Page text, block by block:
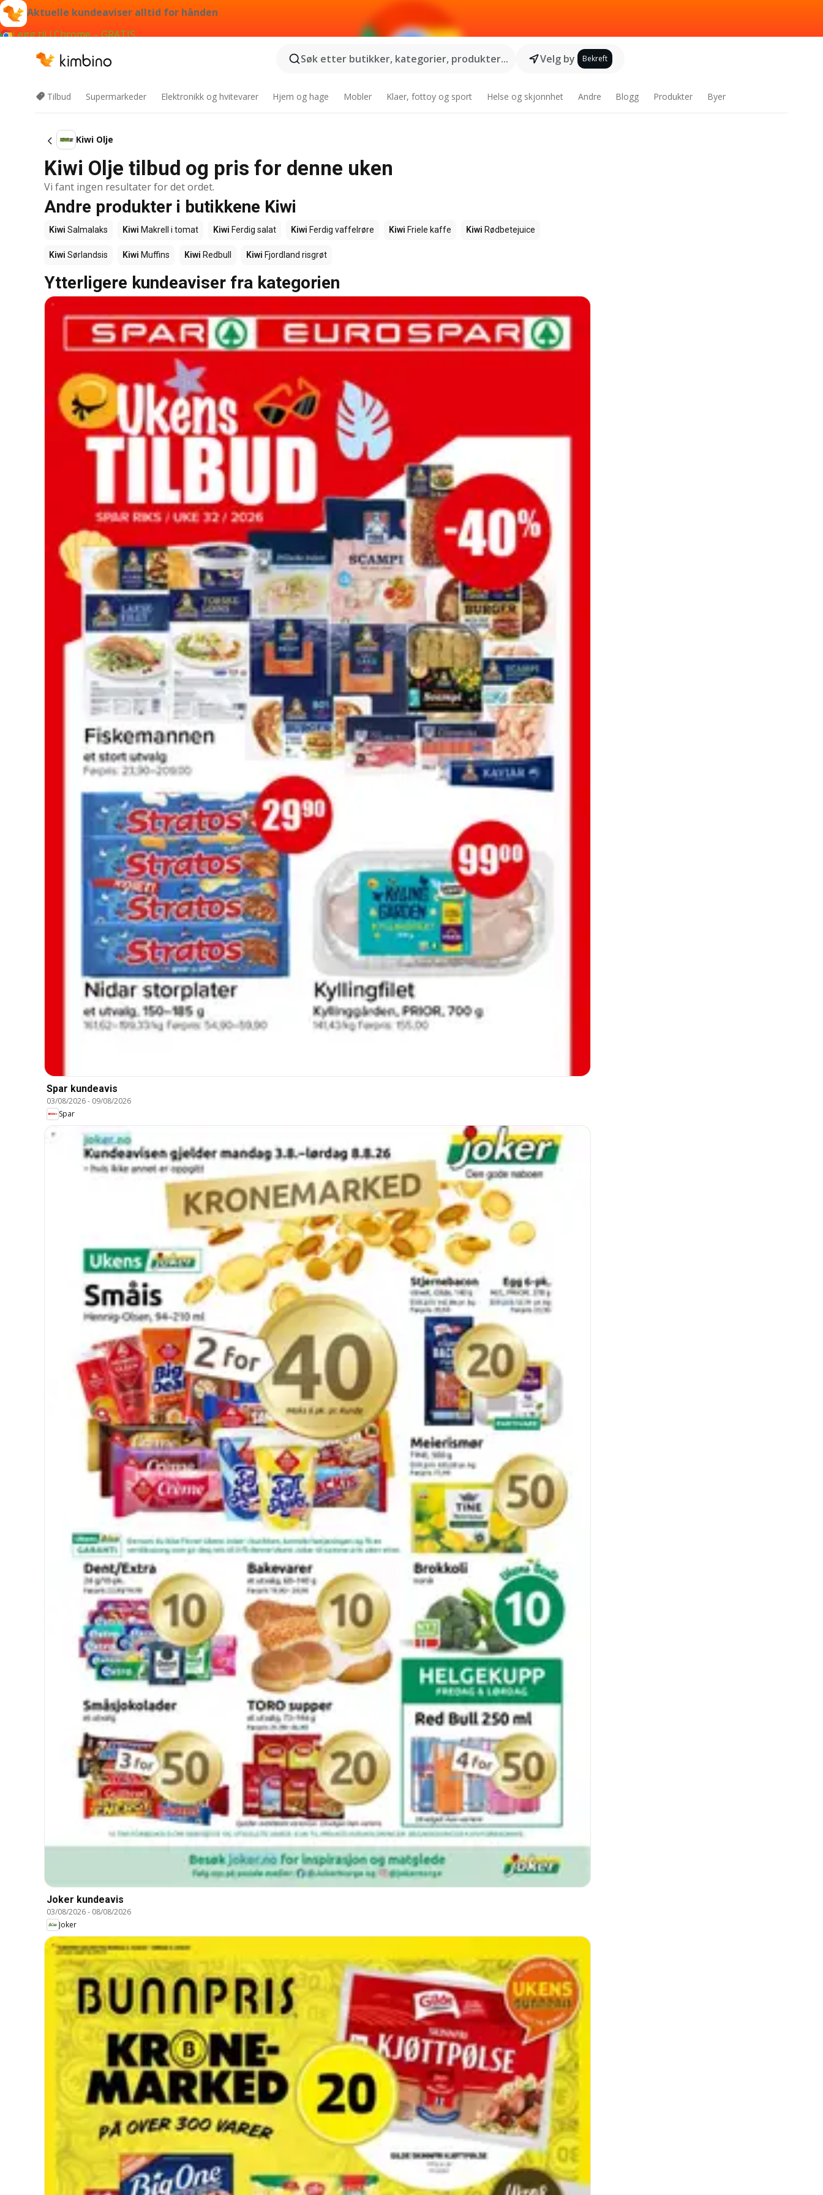
Aktuelle kundeaviser alltid for hånden
Legg til i Chrome – GRATIS
Søk etter butikker, kategorier, produkter...
Velg by Bekreft
Tilbud Supermarkeder Elektronikk og hvitevarer Hjem og hage Mobler Klaer, fottoy og sport Helse og skjonnhet Andre Blogg Produkter Byer
Kiwi Olje
Kiwi Olje tilbud og pris for denne uken
Vi fant ingen resultater for det ordet.
Andre produkter i butikkene Kiwi
Kiwi Salmalaks Kiwi Makrell i tomat Kiwi Ferdig salat Kiwi Ferdig vaffelrøre Kiwi Friele kaffe Kiwi Rødbetejuice
Kiwi Sørlandsis Kiwi Muffins Kiwi Redbull Kiwi Fjordland risgrøt
Ytterligere kundeaviser fra kategorien
Spar kundeavis
03/08/2026- 09/08/2026
Spar
Joker kundeavis
03/08/2026- 08/08/2026
Joker